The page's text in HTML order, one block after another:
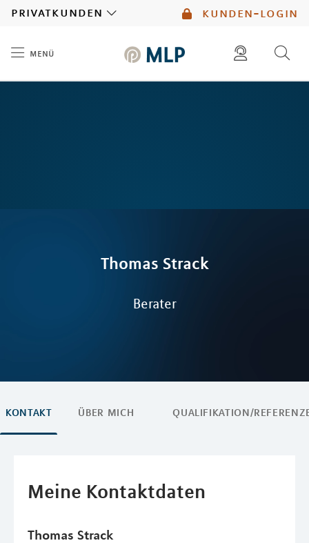
kunden-login
privatkunden
menü
Thomas Strack
Berater
KONTAKT ÜBER MICH QUALIFIKATION/
Meine Kontaktdaten
Thomas Strack